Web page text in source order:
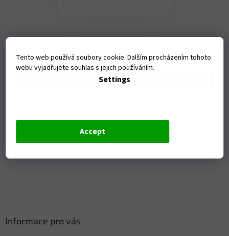
Tento web používá soubory cookie. Dalším procházením tohoto
webu vyjadřujete souhlas s jejich používáním.
Settings
Accept
Přijímáme online platby
Informace pro vás